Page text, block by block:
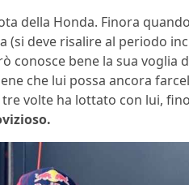
della Honda. Finora
(si deve risalire al periodo
conosce bene la sua
che lui possa ancora
volte ha lottato con lui,